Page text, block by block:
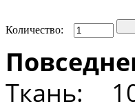
Количество:
Ткань: